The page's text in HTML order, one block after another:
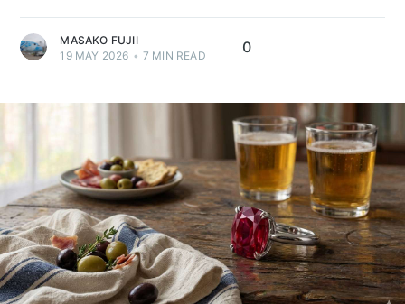
MASAKO FUJII
19 MAY 2026 • 7 MIN READ 0